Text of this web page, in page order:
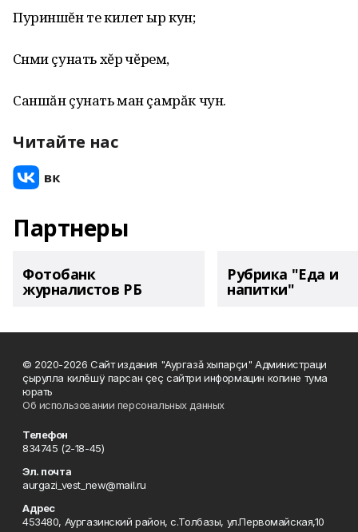
Пуриншĕн те килет ыр кун;
Сӳнми çунать хĕрӳ чĕрем,
Саншăн çунать ман çамрăк чун.
Читайте нас
Партнеры
Фотобанк
журналистов РБ
Рубрика "Еда и
напитки"
© 2020-2026 Сайт издания "Аургазă хыпарçи" Администраци
çырулла килĕшÿ парсан çеç сайтри информацин копине тума
юрать
Об использовании персональных данных
Телефон
834745 (2-18-45)
Эл. почта
aurgazi_vest_new@mail.ru
Адрес
453480, Аургазинский район, с.Толбазы, ул.Первомайская,10